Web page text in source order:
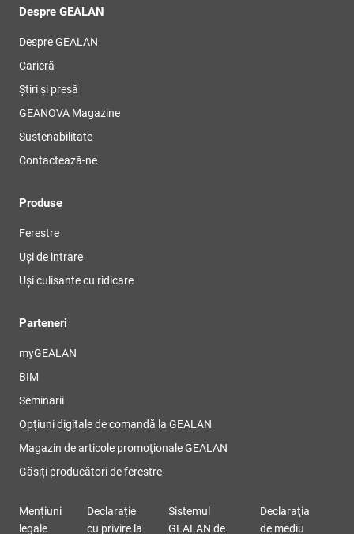
Despre GEALAN
Despre GEALAN
Carieră
Știri și presă
GEANOVA Magazine
Sustenabilitate
Contactează-ne
Produse
Ferestre
Uși de intrare
Uși culisante cu ridicare
Parteneri
myGEALAN
BIM
Seminarii
Opțiuni digitale de comandă la GEALAN
Magazin de articole promoţionale GEALAN
Găsiți producători de ferestre
Mențiuni
legale
Declarație
cu privire la
Sistemul
GEALAN de
Declaraţia
de mediu